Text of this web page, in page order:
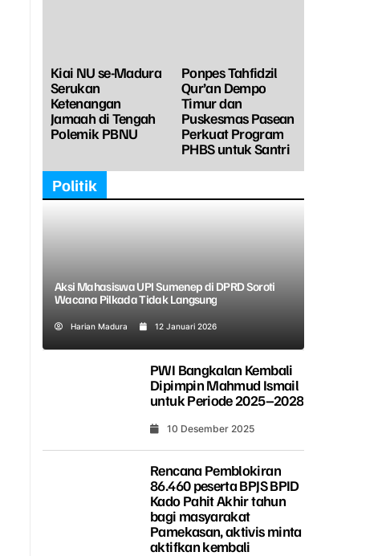
Kiai NU se-Madura
Serukan
Ketenangan
Jamaah di Tengah
Polemik PBNU
Ponpes Tahfidzil
Qur’an Dempo
Timur dan
Puskesmas Pasean
Perkuat Program
PHBS untuk Santri
Politik
Aksi Mahasiswa UPI Sumenep di DPRD Soroti
Wacana Pilkada Tidak Langsung
Harian Madura 12 Januari 2026
PWI Bangkalan Kembali
Dipimpin Mahmud Ismail
untuk Periode 2025–2028
10 Desember 2025
Rencana Pemblokiran
86.460 peserta BPJS BPID
Kado Pahit Akhir tahun
bagi masyarakat
Pamekasan, aktivis minta
aktifkan kembali